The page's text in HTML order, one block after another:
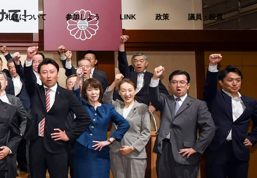
議員・役員
政策
LINK
参加しよう
札連について